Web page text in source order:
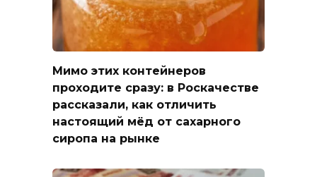
Мимо этих контейнеров
проходите сразу: в Роскачестве
рассказали, как отличить
настоящий мёд от сахарного
сиропа на рынке